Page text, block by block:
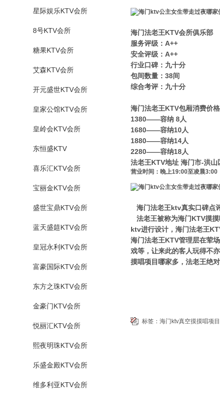
星际娱乐KTV会所
8号KTV会所
糖果KTV会所
艾森KTV会所
开元盛世KTV会所
皇家公馆KTV会所
皇岭会KTV会所
东恒盛KTV
喜乐汇KTV会所
宝丽金KTV会所
盛世宝鼎KTV会所
蓝天盛筵KTV会所
皇冠永利KTV会所
富豪国际KTV会所
东方之珠KTV会所
金豪门KTV会所
悦丽汇KTV会所
熙夜明珠KTV会所
乐盛金殿KTV会所
维多利亚KTV会所
海门法老王KTV会所俱乐部
服务评级：A++
安全评级：A++
行业口碑：九十分
包间数量：38间
综合考评：九十分
海门法老王KTV包厢消费价格
1380——容纳 8人
1680——容纳10人
1880——容纳14人
2280——容纳18人
法老王KTV地址 海门市-洪山
营业时间：晚上19:00至凌晨3:00
海门法老王ktv真实口碑点
法老王被称为海门KTV摸
ktv进行设计，海门法老王
海门法老王KTV管理层在荤
戏等，让来此的客人玩得不
摸唱项目哪家多，法老王绝
标签： 海门ktv真空摸摸唱项